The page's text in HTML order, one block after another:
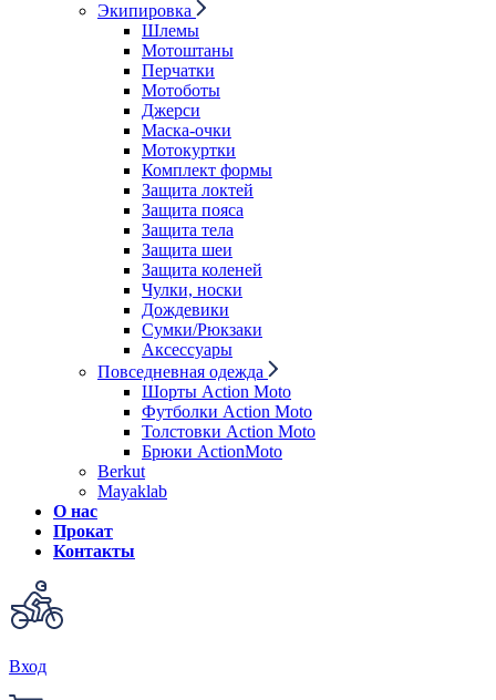
Экипировка
Шлемы
Мотоштаны
Перчатки
Мотоботы
Джерси
Маска-очки
Мотокуртки
Комплект формы
Защита локтей
Защита пояса
Защита тела
Защита шеи
Защита коленей
Чулки, носки
Дождевики
Сумки/Рюкзаки
Аксессуары
Повседневная одежда
Шорты Action Moto
Футболки Action Moto
Толстовки Action Moto
Брюки ActionMoto
Berkut
Mayaklab
О нас
Прокат
Контакты
Вход